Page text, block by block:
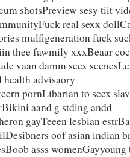
shotsPreview sesy tiit
real sexx
mulfigeneration fuck
thee fawmily xxxBeaar
vaan damm seex
health advisaory
pornLibarian to seex
aand g stding andd
gayTeeen lesbian
oof asian indian
asss